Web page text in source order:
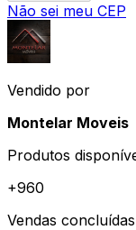
Não sei meu CEP
Vendido por
Montelar Moveis
Produtos
+960
Vendas concluídas